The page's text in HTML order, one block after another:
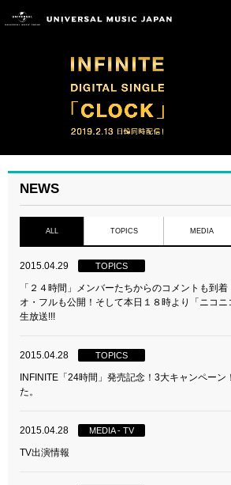
NEWS
ALL TOPICS MEDIA
2015.04.29 TOPICS
「２４時間」メンバーたちからのコメントも到
オ・フルも公開！そして本日１８時より「ニコニ
生放送!!!
2015.04.28 TOPICS
INFINITE「24時間」発売記念！3大キャンペーン
た。
2015.04.28 MEDIA - TV
TV出演情報